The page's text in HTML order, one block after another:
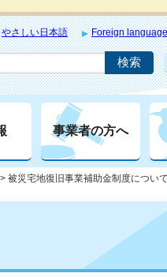
やさしい日本語 Foreign language
事業者の方へ
> 被災宅地復旧事業補助金制度について